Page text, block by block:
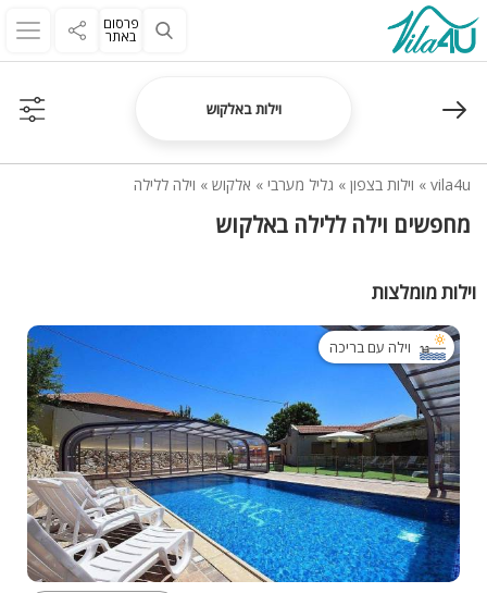
פרסום
באתר
וילות באלקוש
vila4u
» וילות בצפון » גליל מערבי » אלקוש » וילה ללילה
מחפשים וילה ללילה באלקוש
וילות מומלצות
וילה עם בריכה